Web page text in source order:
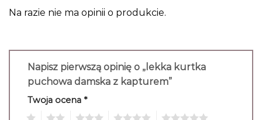
Na razie nie ma opinii o produkcie.
Napisz pierwszą opinię o „lekka kurtka
puchowa damska z kapturem”
Twoja ocena *